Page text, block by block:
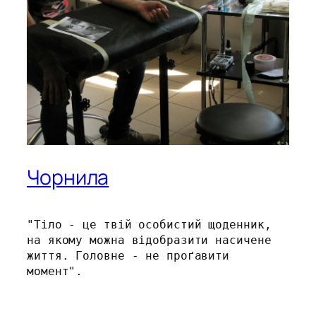
Чорнила
"Тіло - це твій особистий щоденник,
на якому можна відобразити насичене
життя. Головне - не проґавити
момент".